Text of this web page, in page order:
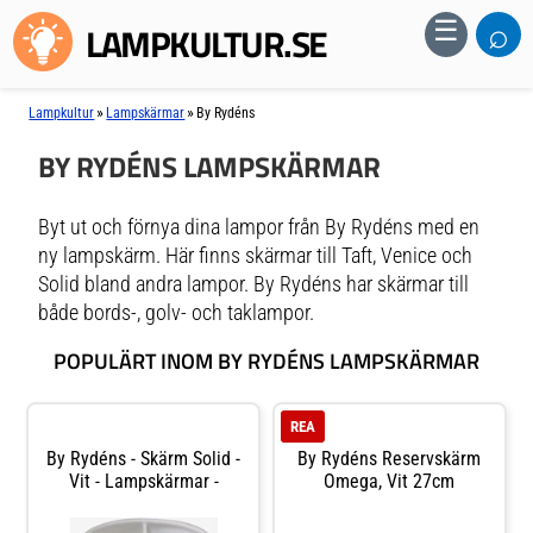
LAMPKULTUR.SE ☰ ⌕
Lampkultur » Lampskärmar » By Rydéns
BY RYDÉNS LAMPSKÄRMAR
Byt ut och förnya dina lampor från By Rydéns med en
ny lampskärm. Här finns skärmar till Taft, Venice och
Solid bland andra lampor. By Rydéns har skärmar till
både bords-, golv- och taklampor.
POPULÄRT INOM BY RYDÉNS LAMPSKÄRMAR
By Rydéns - Skärm Solid -
Vit - Lampskärmar -
By Rydéns Reservskärm
Omega, Vit 27cm
REA